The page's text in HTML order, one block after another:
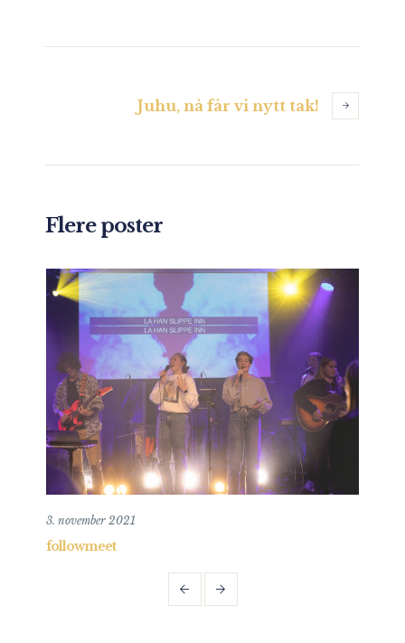
Juhu, nå får vi nytt tak!
Flere poster
3. november 2021
followmeet